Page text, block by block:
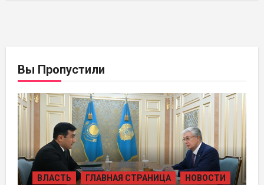
Вы Пропустили
ВЛАСТЬ ГЛАВНАЯ СТРАНИЦА НОВОСТИ